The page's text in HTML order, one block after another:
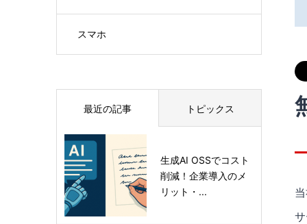
スマホ
最近の記事 トピックス
生成AI OSSでコスト
削減！企業導入のメ
リット・...